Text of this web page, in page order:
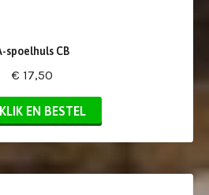
spoelhuls CB
€ 17,50
KLIK EN BESTEL